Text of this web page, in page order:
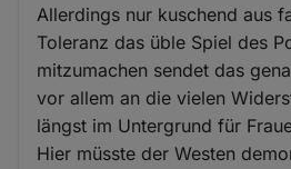
Allerdings nur kuschend aus
Toleranz das üble Spiel des
mitzumachen sendet das
vor allem an die vielen
längst im Untergrund für
Hier müsste der Westen